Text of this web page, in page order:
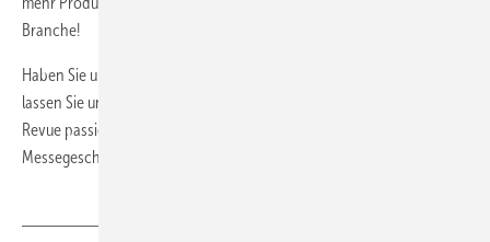
Branche!
Haben Sie unsere
lassen Sie unsere thematischen Rundgänge per Video noch einmal
Revue passieren.
Messegeschehen.